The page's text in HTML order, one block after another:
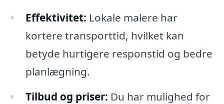
Effektivitet: Lokale malere har
kortere transporttid, hvilket kan
betyde hurtigere responstid og bedre
planlægning.
Tilbud og priser: Du har mulighed for